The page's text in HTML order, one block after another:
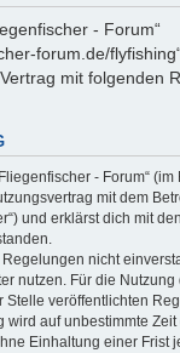
- Forum“
forum.de/
mit folgenden
- Forum“
mit dem
und erklärst dich mit
nicht
nutzen. Für die Nutzung
Stelle veröffentlichten
wird auf unbestimmte
Einhaltung einer Frist